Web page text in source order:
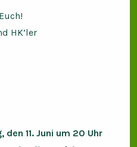
HK’ler
den 11. Juni um 20 Uhr